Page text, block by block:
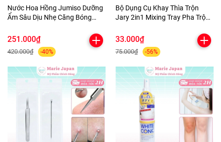
Nước Hoa Hồng Jumiso Dưỡng
Ẩm Sâu Dịu Nhẹ Căng Bóng
Hyaluronic Acid Hàn Quốc
251.000₫
420.000₫ -40%
Bộ Dụng Cụ Khay Thìa Trộn
Jary 2in1 Mixing Tray Pha Trộn
Mỏng Tênh
33.000₫
75.000₫ -56%